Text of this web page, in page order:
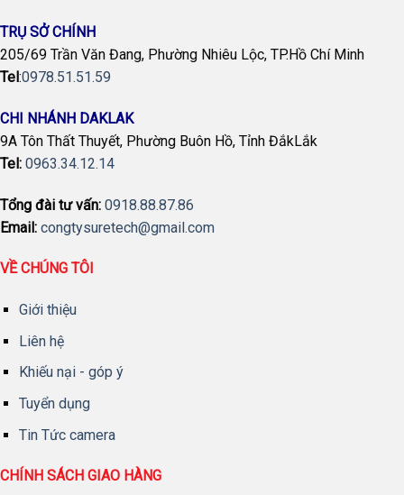
TRỤ SỞ CHÍNH
205/69 Trần Văn Đang, Phường Nhiêu Lộc, TP.Hồ Chí Minh
Tel:0978.51.51.59
CHI NHÁNH DAKLAK
9A Tôn Thất Thuyết, Phường Buôn Hồ, Tỉnh ĐắkLắk
Tel: 0963.34.12.14
Tổng đài tư vấn: 0918.88.87.86
Email: congtysuretech@gmail.com
VỀ CHÚNG TÔI
Giới thiệu
Liên hệ
Khiếu nại - góp ý
Tuyển dụng
Tin Tức camera
CHÍNH SÁCH GIAO HÀNG